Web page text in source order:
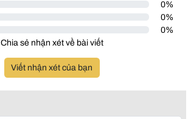
0%
0%
0%
Chia sẻ nhận xét về bài viết
Viết nhận xét của bạn